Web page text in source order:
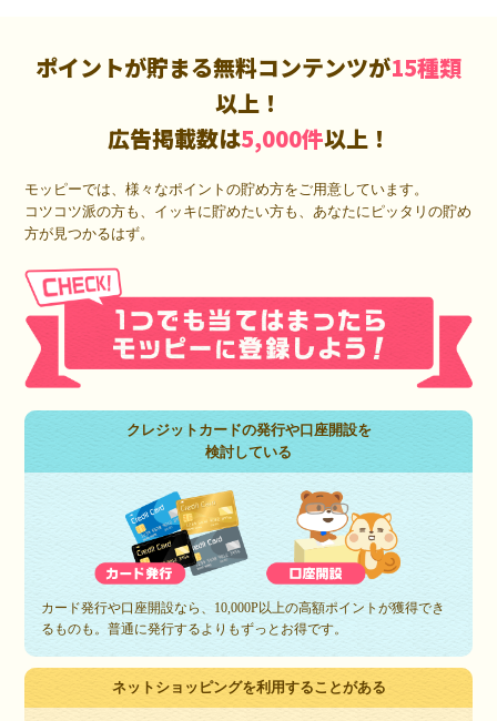
ポイントが貯まる無料コンテンツが15種類
以上！
広告掲載数は5,000件以上！
モッピーでは、様々なポイントの貯め方をご用意しています。
コツコツ派の方も、イッキに貯めたい方も、あなたにピッタリの貯め
方が見つかるはず。
クレジットカードの発行や口座開設を
検討している
カード発行や口座開設なら、10,000P以上の高額ポイントが獲得でき
るものも。普通に発行するよりもずっとお得です。
ネットショッピングを利用することがある